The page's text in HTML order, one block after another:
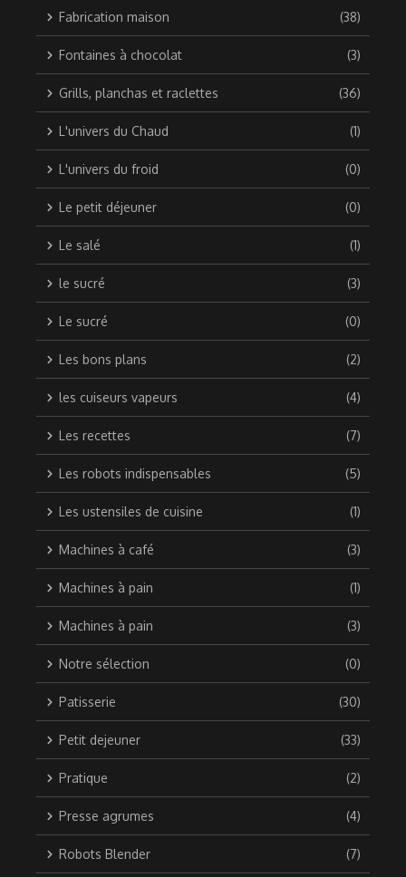
Fabrication maison (38)
Fontaines à chocolat (3)
Grills, planchas et raclettes (36)
L'univers du Chaud (1)
L'univers du froid (0)
Le petit déjeuner (0)
Le salé (1)
le sucré (3)
Le sucré (0)
Les bons plans (2)
les cuiseurs vapeurs (4)
Les recettes (7)
Les robots indispensables (5)
Les ustensiles de cuisine (1)
Machines à café (3)
Machines à pain (1)
Machines à pain (3)
Notre sélection (0)
Patisserie (30)
Petit dejeuner (33)
Pratique (2)
Presse agrumes (4)
Robots Blender (7)